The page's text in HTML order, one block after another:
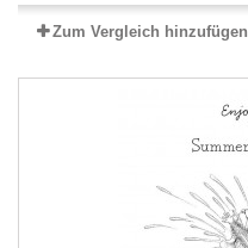
Zum Vergleich hinzufügen